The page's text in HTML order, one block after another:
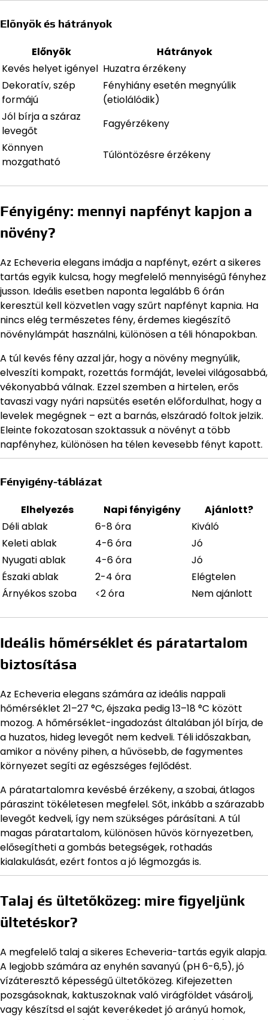
Előnyök és hátrányok
Előnyök
Hátrányok
Kevés helyet igényel Huzatra érzékeny
Dekoratív, szép
formájú
Fényhiány esetén megnyúlik
(etiolálódik)
Jól bírja a száraz
levegőt
Fagyérzékeny
Könnyen
mozgatható
Túlöntözésre érzékeny
Fényigény: mennyi napfényt kapjon a
növény?
Az Echeveria elegans imádja a napfényt, ezért a sikeres
tartás egyik kulcsa, hogy megfelelő mennyiségű fényhez
jusson. Ideális esetben naponta legalább 6 órán
keresztül kell közvetlen vagy szűrt napfényt kapnia. Ha
nincs elég természetes fény, érdemes kiegészítő
növénylámpát használni, különösen a téli hónapokban.
A túl kevés fény azzal jár, hogy a növény megnyúlik,
elveszíti kompakt, rozettás formáját, levelei világosabbá,
vékonyabbá válnak. Ezzel szemben a hirtelen, erős
tavaszi vagy nyári napsütés esetén előfordulhat, hogy a
levelek megégnek – ezt a barnás, elszáradó foltok jelzik.
Eleinte fokozatosan szoktassuk a növényt a több
napfényhez, különösen ha télen kevesebb fényt kapott.
Fényigény-táblázat
Elhelyezés Napi fényigény
Ajánlott?
Déli ablak
6-8 óra
Kiváló
Keleti ablak
4-6 óra
Jó
Nyugati ablak
4-6 óra
Jó
Északi ablak
2-4 óra
Elégtelen
Árnyékos szoba
<2 óra Nem ajánlott
Ideális hőmérséklet és páratartalom
biztosítása
Az Echeveria elegans számára az ideális nappali
hőmérséklet 21–27 °C, éjszaka pedig 13–18 °C között
mozog. A hőmérséklet-ingadozást általában jól bírja, de
a huzatos, hideg levegőt nem kedveli. Téli időszakban,
amikor a növény pihen, a hűvösebb, de fagymentes
környezet segíti az egészséges fejlődést.
A páratartalomra kevésbé érzékeny, a szobai, átlagos
páraszint tökéletesen megfelel. Sőt, inkább a szárazabb
levegőt kedveli, így nem szükséges párásítani. A túl
magas páratartalom, különösen hűvös környezetben,
elősegítheti a gombás betegségek, rothadás
kialakulását, ezért fontos a jó légmozgás is.
Talaj és ültetőközeg: mire figyeljünk
ültetéskor?
A megfelelő talaj a sikeres Echeveria-tartás egyik alapja.
A legjobb számára az enyhén savanyú (pH 6-6,5), jó
vízáteresztő képességű ültetőközeg. Kifejezetten
pozsgásoknak, kaktuszoknak való virágföldet vásárolj,
vagy készítsd el saját keverékedet jó arányú homok,